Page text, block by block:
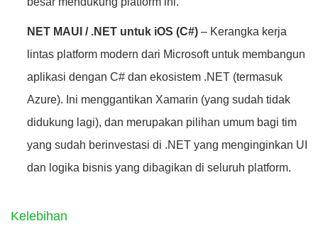
NET MAUI / .NET untuk iOS (C#) – Kerangka kerja
lintas platform modern dari Microsoft untuk membangun
aplikasi dengan C# dan ekosistem .NET (termasuk
Azure). Ini menggantikan Xamarin (yang sudah tidak
didukung lagi), dan merupakan pilihan umum bagi tim
yang sudah berinvestasi di .NET yang menginginkan UI
dan logika bisnis yang dibagikan di seluruh platform.
Kelebihan